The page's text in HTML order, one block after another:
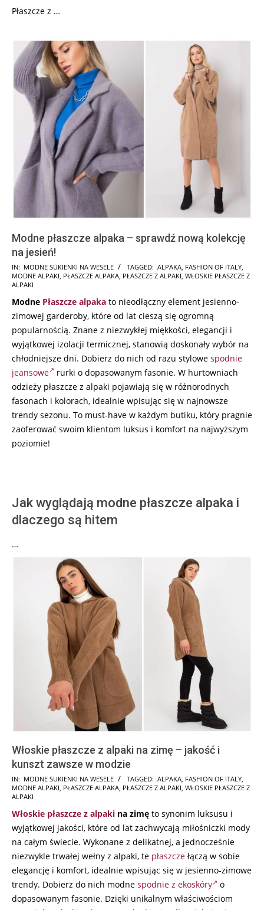
Płaszcze z …
Modne płaszcze alpaka – sprawdź nową kolekcję
na jesień!
2024-
08-
IN: MODNE SUKIENKI NA WESELE TAGGED: ALPAKA FASHION OF ITALY
MODNE ALPAKI PŁASZCZE ALPAKA PŁASZCZE Z ALPAKI WŁOSKIE PŁASZCZE Z
ALPAKI
Modne Płaszcze alpaka to nieodłączny element jesienno-
zimowej garderoby, które od lat cieszą się ogromną
popularnością. Znane z niezwykłej miękkości, elegancji i
wyjątkowej izolacji termicznej, stanowią doskonały wybór na
chłodniejsze dni. Dobierz do nich od razu stylowe spodnie
jeansowe
rurki o dopasowanym fasonie. W hurtowniach
odzieży płaszcze z alpaki pojawiają się w różnorodnych
fasonach i kolorach, idealnie wpisując się w najnowsze
trendy sezonu. To must-have w każdym butiku, który pragnie
zaoferować swoim klientom luksus i komfort na najwyższym
poziomie!
Jak wyglądają modne płaszcze alpaka i
dlaczego są hitem
…
Włoskie płaszcze z alpaki na zimę – jakość i
kunszt zawsze w modzie
2024-
08-
IN: MODNE SUKIENKI NA WESELE TAGGED: ALPAKA, FASHION OF ITALY,
MODNE ALPAKI, PŁASZCZE ALPAKA, PŁASZCZE Z ALPAKI, WŁOSKIE PŁASZCZE Z
ALPAKI
Włoskie płaszcze z alpaki na zimę to synonim luksusu i
wyjątkowej jakości, które od lat zachwycają miłośniczki mody
na całym świecie. Wykonane z delikatnej, a jednocześnie
niezwykle trwałej wełny z alpaki, te płaszcze łączą w sobie
elegancję i komfort, idealnie wpisując się w jesienno-zimowe
trendy. Dobierz do nich modne spodnie z ekoskóry
o
dopasowanym fasonie. Dzięki unikalnym właściwościom